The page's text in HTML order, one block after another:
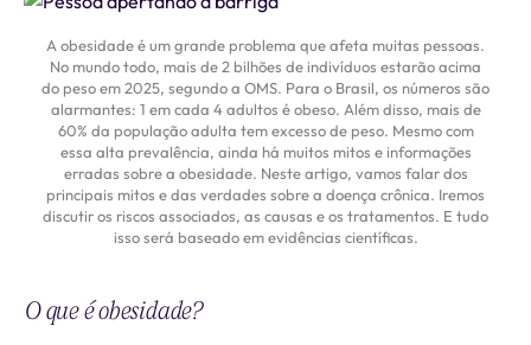
A obesidade é um grande problema que afeta muitas pessoas.
No mundo todo, mais de 2 bilhões de indivíduos estarão acima
do peso em 2025, segundo a OMS. Para o Brasil, os números são
alarmantes: 1 em cada 4 adultos é obeso. Além disso, mais de
60% da população adulta tem excesso de peso. Mesmo com
essa alta prevalência, ainda há muitos mitos e informações
erradas sobre a obesidade. Neste artigo, vamos falar dos
principais mitos e das verdades sobre a doença crônica. Iremos
discutir os riscos associados, as causas e os tratamentos. E tudo
isso será baseado em evidências científicas.
O que é obesidade?